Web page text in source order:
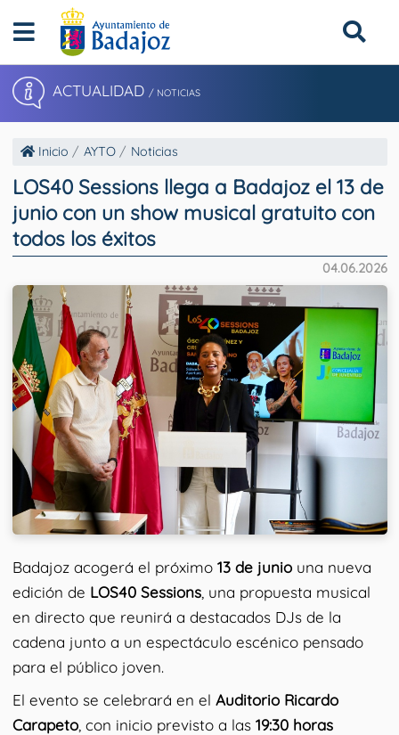
ACTUALIDAD / NOTICIAS
Inicio AYTO Noticias
LOS40 Sessions llega a Badajoz el 13 de
junio con un show musical gratuito con
todos los éxitos
04.06.2026
Badajoz acogerá el próximo 13 de juniouna nueva
edición de LOS40 Sessions, una propuesta musical
en directo que reunirá a destacados DJs de la
cadena junto a un espectáculo escénico pensado
para el público joven.
El evento se celebrará en el Auditorio Ricardo
Carapeto, con inicio previsto a las 19:30 horas